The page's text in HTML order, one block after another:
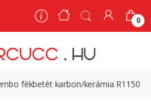
0
fékbetét karbon/kerámia R1150
0